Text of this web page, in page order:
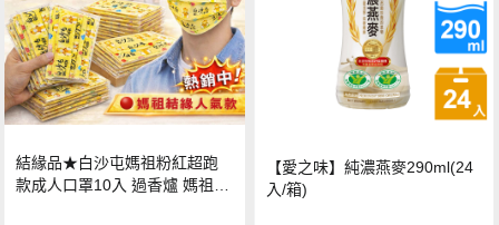
結緣品★白沙屯媽祖粉紅超跑
款成人口罩10入 過香爐 媽祖加
【愛之味】純濃燕麥290ml(24
入/箱)